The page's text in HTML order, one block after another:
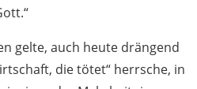
gelte, auch heute drängend
die tötet“ herrsche, in